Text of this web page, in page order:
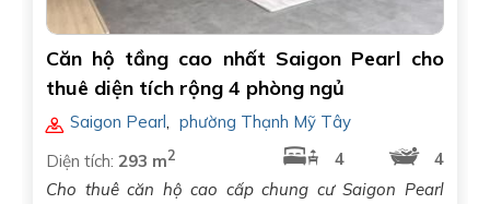
Căn hộ tầng cao nhất Saigon Pearl cho
thuê diện tích rộng 4 phòng ngủ
Saigon Pearl, phường Thạnh Mỹ Tây
Diện tích: 293 m2 4
4
Cho thuê căn hộ cao cấp chung cư Saigon Pearl